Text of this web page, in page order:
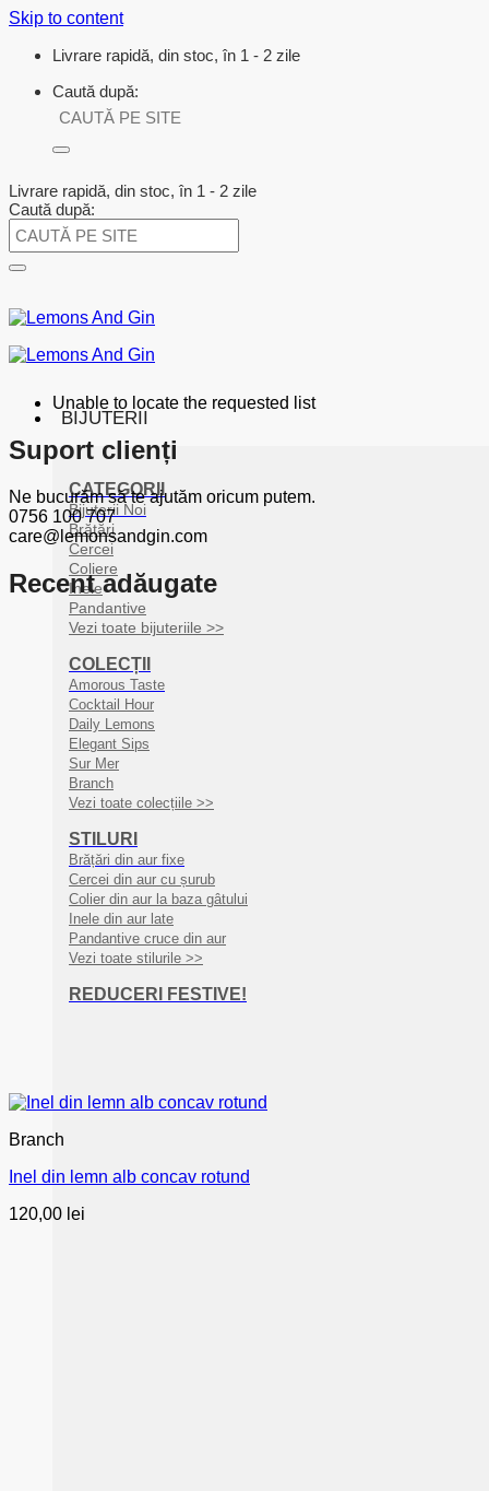
Skip to content
Livrare rapidă, din stoc, în 1 - 2 zile
Caută după:
Livrare rapidă, din stoc, în 1 - 2 zile
Caută după:
BIJUTERII
CATEGORII
Bijuterii Noi
Brățări
Cercei
Coliere
Inele
Pandantive
Vezi toate bijuteriile >>
COLECȚII
Amorous Taste
Cocktail Hour
Daily Lemons
Elegant Sips
Sur Mer
Branch
Vezi toate colecțiile >>
STILURI
Brățări din aur fixe
Cercei din aur cu șurub
Colier din aur la baza gâtului
Inele din aur late
Pandantive cruce din aur
Vezi toate stilurile >>
REDUCERI FESTIVE!
Unable to locate the requested list
Suport clienți
Ne bucurăm să te ajutăm oricum putem.
0756 100 707
care@lemonsandgin.com
Recent adăugate
Branch
Inel din lemn alb concav rotund
120,00 lei